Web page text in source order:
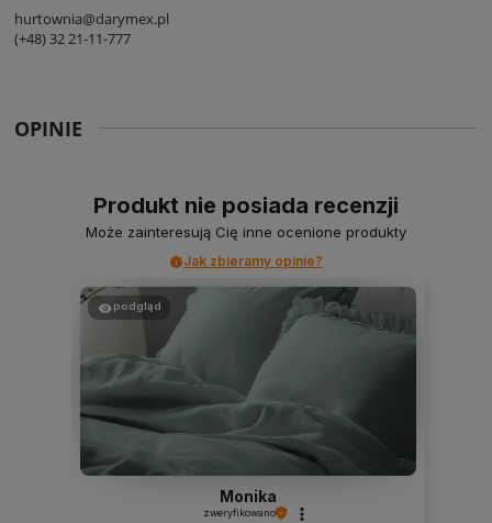
hurtownia@darymex.pl
(+48) 32 21-11-777
OPINIE
Produkt nie posiada recenzji
Może zainteresują Cię inne ocenione produkty
Jak zbieramy opinie?
podgląd
Monika
zweryfikowano